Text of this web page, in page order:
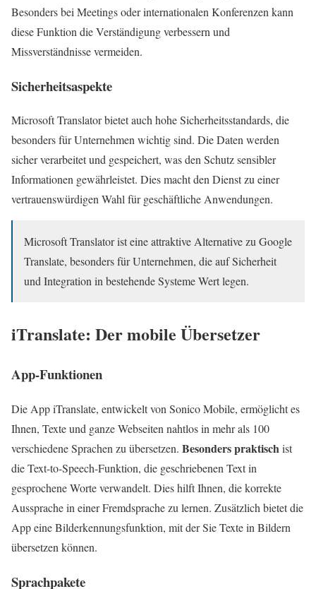
Besonders bei Meetings oder internationalen Konferenzen kann
diese Funktion die Verständigung verbessern und
Missverständnisse vermeiden.
Sicherheitsaspekte
Microsoft Translator bietet auch hohe Sicherheitsstandards, die
besonders für Unternehmen wichtig sind. Die Daten werden
sicher verarbeitet und gespeichert, was den Schutz sensibler
Informationen gewährleistet. Dies macht den Dienst zu einer
vertrauenswürdigen Wahl für geschäftliche Anwendungen.
Microsoft Translator ist eine attraktive Alternative zu Google
Translate, besonders für Unternehmen, die auf Sicherheit
und Integration in bestehende Systeme Wert legen.
iTranslate: Der mobile Übersetzer
App-Funktionen
Die App iTranslate, entwickelt von Sonico Mobile, ermöglicht es
Ihnen, Texte und ganze Webseiten nahtlos in mehr als 100
verschiedene Sprachen zu übersetzen. Besonders praktischist
die Text-to-Speech-Funktion, die geschriebenen Text in
gesprochene Worte verwandelt. Dies hilft Ihnen, die korrekte
Aussprache in einer Fremdsprache zu lernen. Zusätzlich bietet die
App eine Bilderkennungsfunktion, mit der Sie Texte in Bildern
übersetzen können.
Sprachpakete